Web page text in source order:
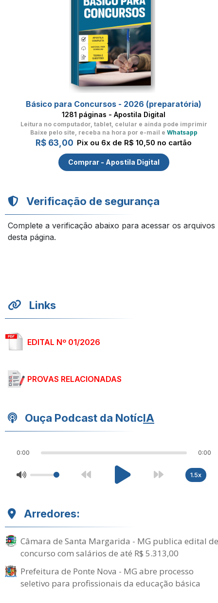
Básico para Concursos - 2026 (preparatória)
1281 páginas - Apostila Digital
Leitura no computador, tablet, celular e ainda pode imprimir
Baixe pelo site, receba na hora por e-mail e Whatsapp
R$ 63,00 Pix ou 6x de R$ 10,50 no cartão
Comprar - Apostila Digital
Verificação de segurança
Complete a verificação abaixo para acessar os arquivos
desta página.
Links
EDITAL Nº 01/2026
PROVAS RELACIONADAS
Ouça Podcast da NotícIA
0:00 0:00
1.5x
Arredores:
Câmara de Santa Margarida - MG publica edital de
concurso com salários de até R$ 5.313,00
Prefeitura de Ponte Nova - MG abre processo
seletivo para profissionais da educação básica